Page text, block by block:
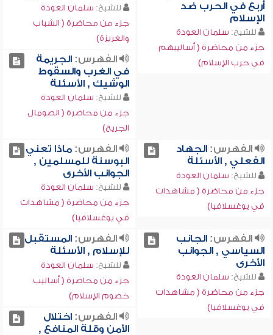
أربع في الحرب ضد
الإسلام
للشيخ: سلمان العودة
جزء من محاضرة ( أساليبهم
في حرب الإسلام)
للشيخ: سلمان العودة
جزء من محاضرة ( الشباب
والغريزة)
الفهرس:الجريمة
في الغرب والسقوط
الوشيك , الأسئلة
للشيخ: سلمان العودة
جزء من محاضرة ( الصومال
الجريح)
الفهرس:الجهاد
الفعلي , الأسئلة
للشيخ: سلمان العودة
جزء من محاضرة ( مشاهدات
في يوغسلافيا)
الفهرس:ماذا تعني
البوسنة للمسلمين ,
الجوانب الأخرى
للشيخ: سلمان العودة
جزء من محاضرة ( مشاهدات
في يوغسلافيا)
الفهرس:الجانب
السياسي , الجوانب
الأخرى
للشيخ: سلمان العودة
جزء من محاضرة ( مشاهدات
في يوغسلافيا)
الفهرس:المستقبل
للإسلام , الأسئلة
للشيخ: سلمان العودة
جزء من محاضرة ( أساليب
خصوم الإسلام)
الفهرس:اختلال
الأمن وقلة المنافع ,